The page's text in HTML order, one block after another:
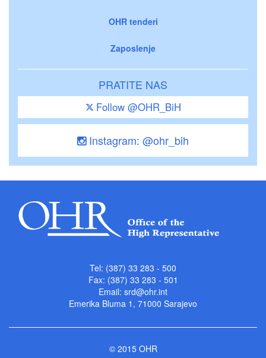
OHR tenderi
Zaposlenje
PRATITE NAS
Follow @OHR_BiH
Instagram: @ohr_bih
Tel: (387) 33 283 - 500
Fax: (387) 33 283 - 501
Email: srd@ohr.int
Emerika Bluma 1, 71000 Sarajevo
© 2015 OHR